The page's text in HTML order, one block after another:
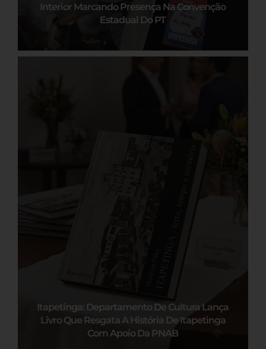
Interior Marcando Presença Na Convenção
Estadual Do PT
Itapetinga: Departamento De Cultura Lança
Livro Que Resgata A História De Itapetinga
Com Apoio Da PNAB